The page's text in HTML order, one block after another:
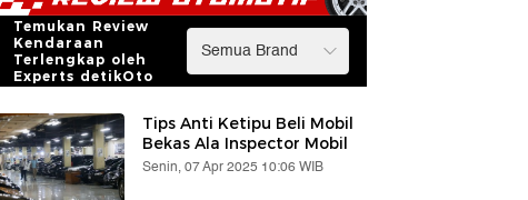
Temukan Review
Kendaraan
Terlengkap oleh
Experts detikOto
Tips Anti Ketipu Beli Mobil
Bekas Ala Inspector Mobil
Senin, 07 Apr 2025 10:06 WIB